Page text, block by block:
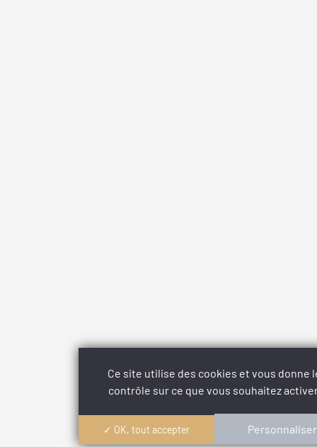
Ce site utilise des cookies et vous donne
contrôle sur ce que vous souhaitez
✓ OK, tout accepter Personnaliser